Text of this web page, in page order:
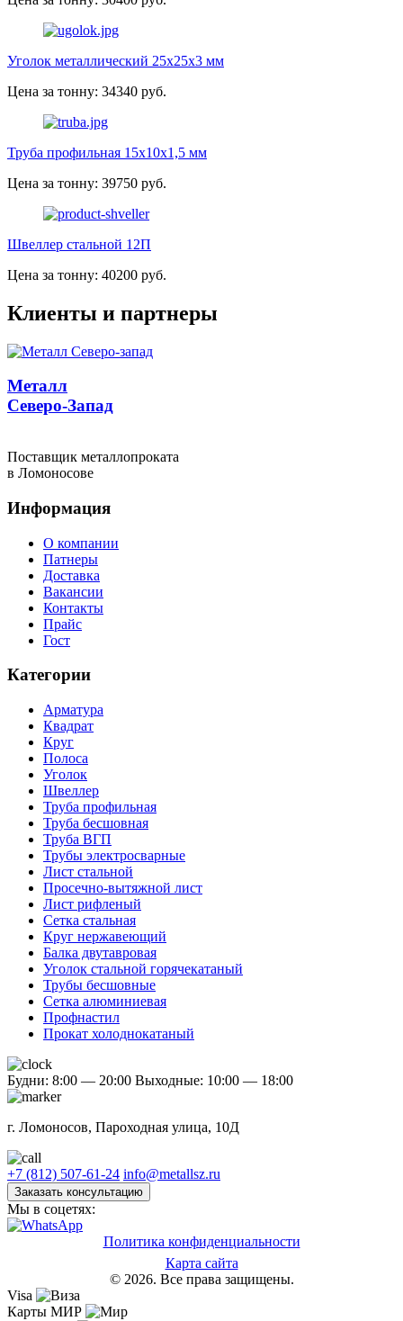
Уголок металлический 25х25х3 мм
Цена за тонну: 34340 руб.
Труба профильная 15х10х1,5 мм
Цена за тонну: 39750 руб.
Швеллер стальной 12П
Цена за тонну: 40200 руб.
Клиенты и партнеры
Металл
Северо-Запад
Поставщик металлопроката
в Ломоносове
Информация
О компании
Патнеры
Доставка
Вакансии
Контакты
Прайс
Гост
Категории
Арматура
Квадрат
Круг
Полоса
Уголок
Швеллер
Труба профильная
Труба бесшовная
Труба ВГП
Трубы электросварные
Лист стальной
Просечно-вытяжной лист
Лист рифленый
Сетка стальная
Круг нержавеющий
Балка двутавровая
Уголок стальной горячекатаный
Трубы бесшовные
Сетка алюминиевая
Профнастил
Прокат холоднокатаный
Будни: 8:00 — 20:00 Выходные: 10:00 — 18:00
г. Ломоносов, Пароходная улица, 10Д
+7 (812) 507-61-24 info@metallsz.ru
Заказать консультацию
Мы в соцетях:
Политика конфиденциальности
Карта сайта
© 2026. Все права защищены.
Visa
Карты МИР